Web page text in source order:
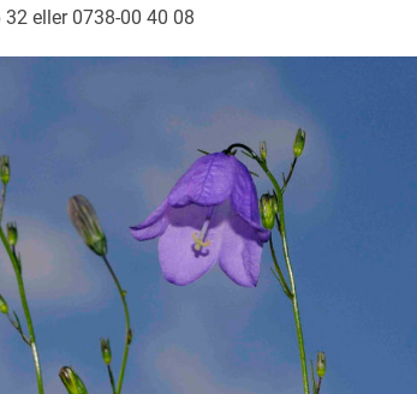
eller 0738-00 40 08